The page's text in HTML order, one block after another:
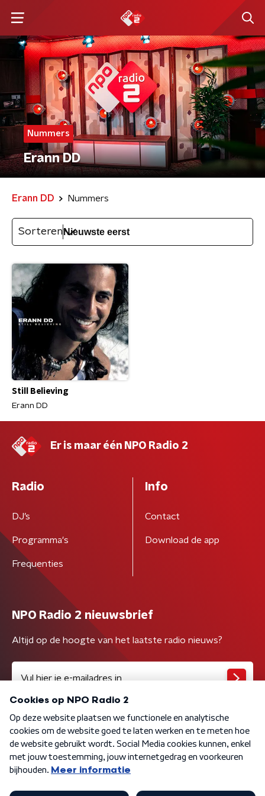
Nummers
Erann DD
Erann DD Nummers
Sorteren
Still Believing
Erann DD
Er is maar één NPO Radio 2
Radio
DJ’s
Programma's
Frequenties
Info
Contact
Download de app
NPO Radio 2 nieuwsbrief
Altijd op de hoogte van het laatste radio nieuws?
Algemene voorwaarden